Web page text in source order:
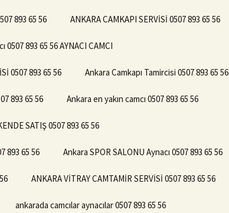
893 65 56 ANKARA CAMKAPI SERVİSİ 0507 893 65 56
0507 893 65 56 AYNACI CAMCI
0507 893 65 56 Ankara Camkapı Tamircisi 0507 893 65 56
893 65 56 Ankara en yakın camcı 0507 893 65 56
SATIŞ 0507 893 65 56
893 65 56 Ankara SPOR SALONU Aynacı 0507 893 65 56
ANKARA VİTRAY CAMTAMİR SERVİSİ 0507 893 65 56
ankarada camcılar aynacılar 0507 893 65 56